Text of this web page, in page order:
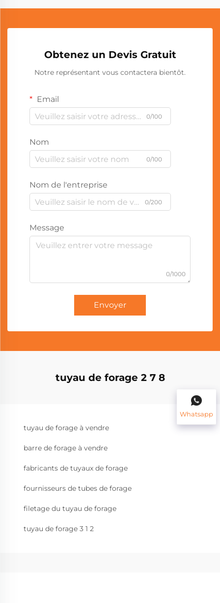
Obtenez un Devis Gratuit
Notre représentant vous contactera bientôt.
Email
0/100
Nom
0/100
Nom de l'entreprise
0/200
Message
0/1000
Envoyer
tuyau de forage 2 7 8
tuyau de forage à vendre
barre de forage à vendre
fabricants de tuyaux de forage
fournisseurs de tubes de forage
filetage du tuyau de forage
tuyau de forage 3 1 2
Whatsapp